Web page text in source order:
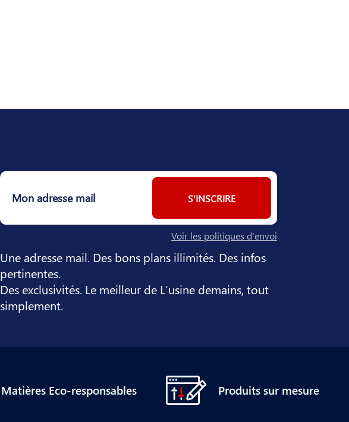
S'INSCRIRE
Voir les politiques d'envoi
Une adresse mail. Des bons plans illimités. Des infos
pertinentes.
Des exclusivités. Le meilleur de L’usine demains, tout
simplement.
Matières Eco-responsables Produits sur mesure